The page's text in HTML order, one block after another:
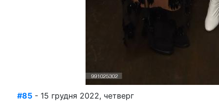
#85 - 15 грудня 2022, четверг